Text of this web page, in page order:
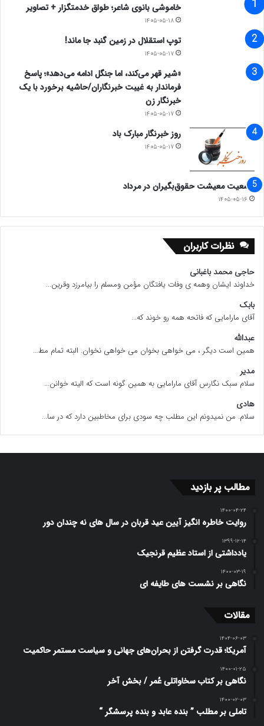
خاموشی بانوی شاعر؛ طواق خدمتگزار + تصاویر
۱۴۰۵-۰۵-۱۸
توپ استقلال در زمین گنبد جا ماند!
۱۴۰۵-۰۵-۱۷
«شیر قهر می‌کند، اما جنگل ادامه می‌دهد»؛ پاسخ
فرماندار به غیبت خبرنگاران/حاشیه برخورد با یک
خبرنگار زن
۱۴۰۵-۰۵-۱۷
روز خبرنگار مبارک باد
۱۴۰۵-۰۵-۱۷
وضعیت معیشت حقوق‌بگیران در مرداد
۱۴۰۵-۰۵-۱۶
نظرات کاربران
حاجی محمد باغبانی
خداوند ایشان وهمه ی وفات یافتگان مؤمن ومسلم را بیامرزد وقرین...
بابک
آقای مارامایی که فاتحه همه رو خوند که...
عبدالله
همین است دیگر ، می خواهی بخوان می خواهی نخوان. البته تمام مط...
مدیر
سلام سبک نگارس آقای مارامایی به همین گونه است که الیته خوانن...
هادی
سلام. من نمیدونم این مطلب چه سودی برای مخاطبین دارد که در سا...
مطالب پر بازدید
۱۴۰۰-۰۴-۲۴
روایت خاطره انگیز آیین عید قربان در سال های نه چندان دور
۱۳۹۹-۱۲-۱۴
یادداشتی از استاد عظیم قرنجیک
۱۴۰۰-۰۳-۱۹
نگاهی بر نشست های طایفه ای
مقالات
۱۴۰۴-۰۶-۰۳
آمریکا؛ قدرت گرفتن از بحران‌های جهانی و سیاست مستمر حاکمیت
۱۴۰۰-۰۱-۲۵
نگاهی بر کتاب سخاواتلی عُمر / بخش آخر
۱۴۰۰-۰۲-۰۳
تاملی بر مطلب ” بنده عابد و بنده پرسشگر “